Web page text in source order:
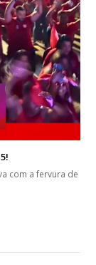
com a fervura de